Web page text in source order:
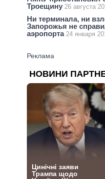
Троещину 26 августа
Ни терминала, ни
Запорожья не
аэропорта 24 января